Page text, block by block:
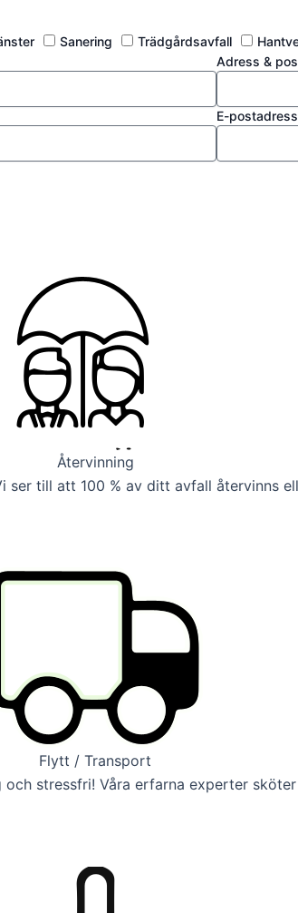
Sanering Trädgårdsavfall
Adress &
E-postadress
Återvinning
ser till att 100 % av ditt avfall återvinns
Flytt / Transport
stressfri! Våra erfarna experter